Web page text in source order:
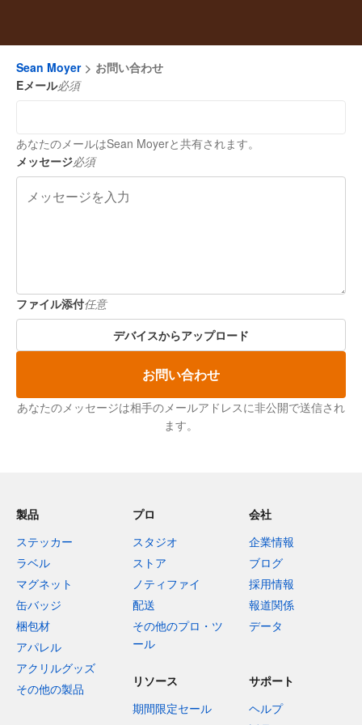
Sean Moyer
お問い合わせ
Eメール必須
あなたのメールはSean Moyerと共有されます。
メッセージ必須
ファイル添付任意
デバイスからアップロード
お問い合わせ
あなたのメッセージは相手のメールアドレスに非公開で送信され
ます。
製品
ステッカー
ラベル
マグネット
缶バッジ
梱包材
アパレル
アクリルグッズ
その他の製品
プロ
スタジオ
ストア
ノティファイ
配送
その他のプロ・ツ
ール
会社
企業情報
ブログ
採用情報
報道関係
データ
リソース
期間限定セール
サポート
ヘルプ